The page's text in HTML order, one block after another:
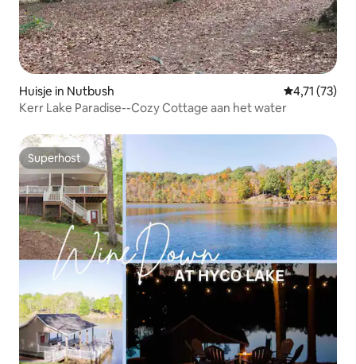
Huisje in Nutbush Gemiddelde
4,71 (73)
Kerr Lake Paradise--Cozy Cottage aan het water
Superhost
Superhost